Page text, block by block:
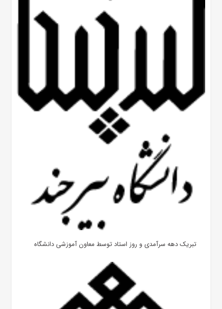
تبریک دهه سرآمدی و روز استاد توسط معاون آموزشی دانشگاه